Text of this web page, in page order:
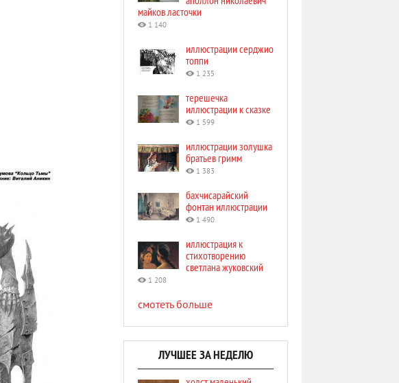
майков ласточки
1 140
иллюстрации серджио
топпи
1 235
терешечка
иллюстрации к сказке
1 599
иллюстрации золушка
братьев гримм
1 383
бахчисарайский
фонтан иллюстрации
1 490
иллюстрация к
стихотворению
светлана жуковский
1 208
смотеть больше
ЛУЧШЕЕ ЗА НЕДЕЛЮ